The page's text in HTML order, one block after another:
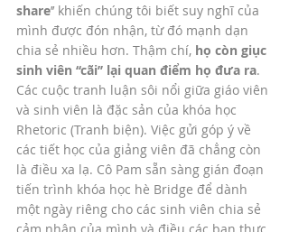
share’’ khiến chúng tôi biết suy nghĩ của
mình được đón nhận, từ đó mạnh dạn
chia sẻ nhiều hơn. Thậm chí, họ còn giục
sinh viên ‘‘cãi’’ lại quan điểm họ đưa ra.
Các cuộc tranh luận sôi nổi giữa giáo viên
và sinh viên là đặc sản của khóa học
Rhetoric (Tranh biện). Việc gửi góp ý về
các tiết học của giảng viên đã chẳng còn
là điều xa lạ. Cô Pam sẵn sàng gián đoạn
tiến trình khóa học hè Bridge để dành
một ngày riêng cho các sinh viên chia sẻ